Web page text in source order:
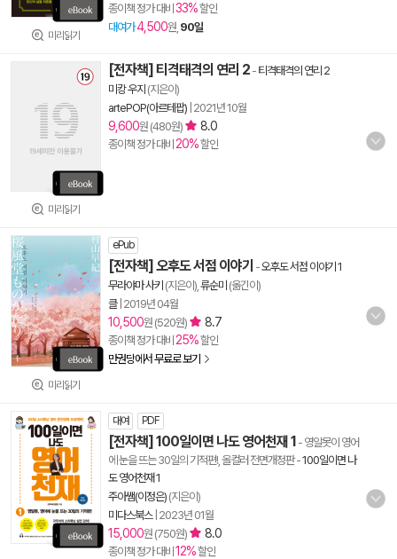
미리읽기
종이책 정가 대비 33%할인
대여가4,500원, 90일
미리읽기
[전자책] 티격태격의 연리 2 - 티격태격의 연리 2
미캉 우지 (지은이)
artePOP(아르테팝) 2021년 10월
9,600원 (480원) 8.0
종이책 정가 대비 20%할인
미리읽기
ePub
[전자책] 오후도 서점 이야기 -오후도 서점 이야기 1
무라야마 사키 (지은이), 류순미 (옮긴이)
클| 2019년 04월
10,500원 (520원) 8.7
종이책 정가 대비 25%할인
만권당에서 무료로 보기
대여 PDF
[전자책] 100일이면 나도 영어천재 1 - 영알못이 영어
에 눈을 뜨는 30일의 기적편!, 올컬러 전면개정판-100일이면 나
도 영어천재 1
주아쌤(이정은) (지은이)
미다스북스| 2023년 01월
15,000원 (750원) 8.0
종이책 정가 대비 12%할인